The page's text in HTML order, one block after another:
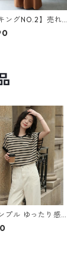
ングNO.2】売れ切
ックリボン4色展
インワン m-385
プル ゆったり感ア
ャツ m-248